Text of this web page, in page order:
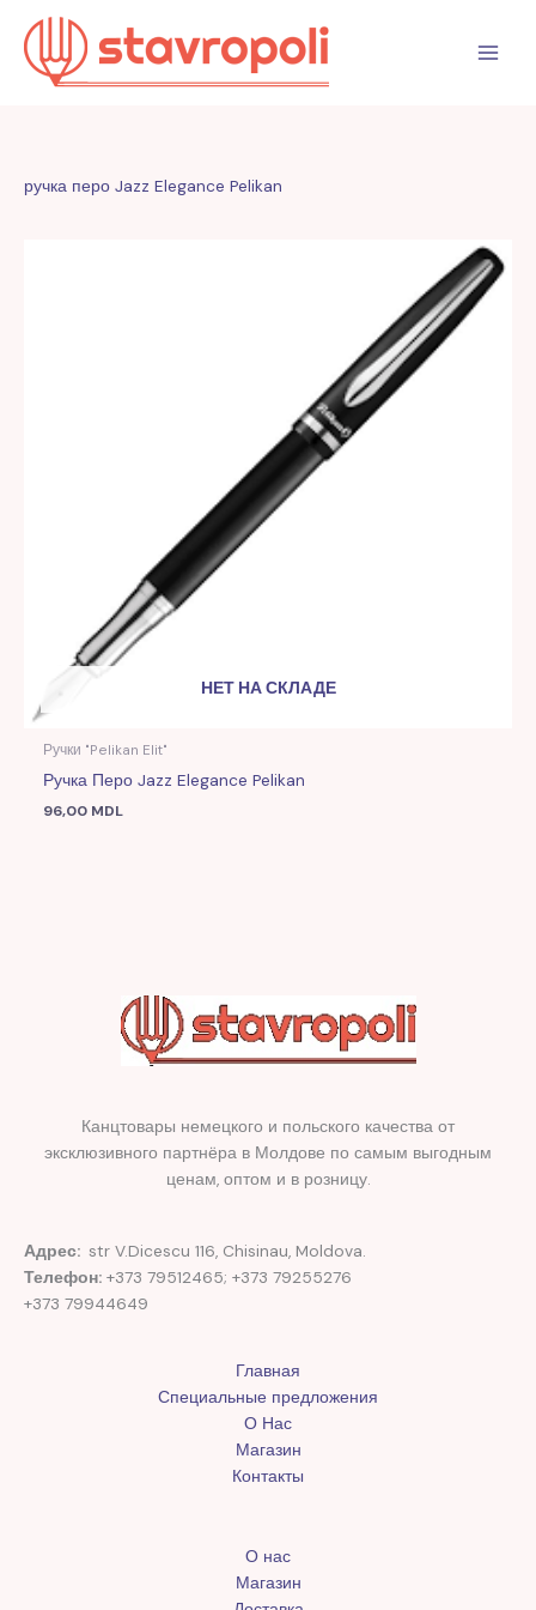
Перейти
содержимому
ручка перо Jazz Elegance Pelikan
НЕТ НА СКЛАДЕ
Ручки "Pelikan Elit"
Ручка Перо Jazz Elegance Pelikan
96,00 MDL
Канцтовары немецкого и польского качества от
эксклюзивного партнёра в Молдове по самым выгодным
ценам, оптом и в розницу.
Адрес: str V.Dicescu 116, Chisinau, Moldova.
Телефон: +373 79512465; +373 79255276
+373 79944649
Главная
Специальные предложения
О Нас
Магазин
Контакты
О нас
Магазин